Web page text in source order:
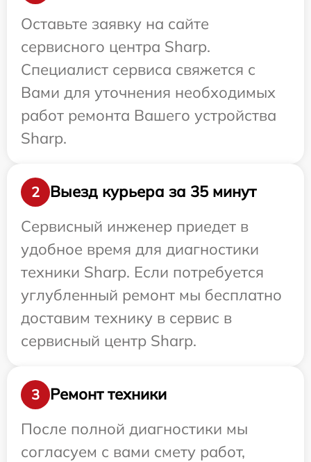
Оставьте заявку на сайте
сервисного центра Sharp.
Специалист сервиса свяжется с
Вами для уточнения необходимых
работ ремонта Вашего устройства
Sharp.
2
Выезд курьера за 35 минут
Сервисный инженер приедет в
удобное время для диагностики
техники Sharp. Если потребуется
углубленный ремонт мы бесплатно
доставим технику в сервис в
сервисный центр Sharp.
3
Ремонт техники
После полной диагностики мы
согласуем с вами смету работ,